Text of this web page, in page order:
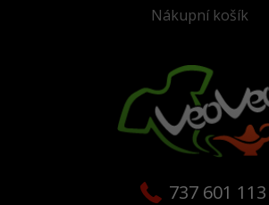
Nákupní košík
737 601 113